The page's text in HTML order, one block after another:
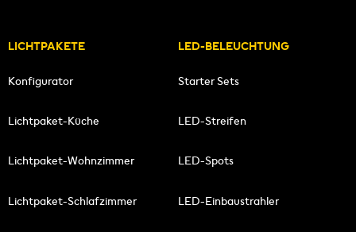
LICHTPAKETE
Konfigurator
Lichtpaket-Küche
Lichtpaket-Wohnzimmer
Lichtpaket-Schlafzimmer
LED-BELEUCHTUNG
Starter Sets
LED-Streifen
LED-Spots
LED-Einbaustrahler